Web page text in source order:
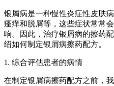
银屑病是一种慢性炎症性皮肤
瘙痒和脱屑等，这些症状常常
响。因此，治疗银屑病的擦药
绍如何制定银屑病擦药配方。
1. 综合评估患者的病情
在制定银屑病擦药配方之前，